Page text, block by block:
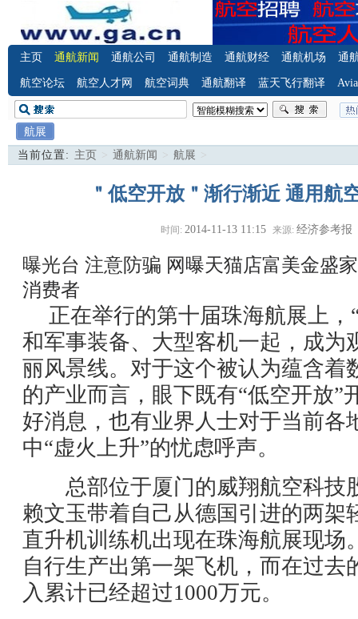
主页 通航新闻 通航公司 通航制造 通航财经 通航机场 通
航空论坛 航空人才网 航空词典 通航翻译 蓝天飞行翻译
航展
当前位置: 主页 > 通航新闻 > 航展 >
＂低空开放＂渐行渐近 通用航
时间: 2014-11-13 11:15 来源: 经济参考报
曝光台 注意防骗 网曝天猫店富美金盛
消费者
正在举行的第十届珠海航展上，
和军事装备、大型客机一起，成为
丽风景线。对于这个被认为蕴含着
的产业而言，眼下既有“低空开放”
好消息，也有业界人士对于当前各
中“虚火上升”的忧虑呼声。
总部位于厦门的威翔航空科技
赖文玉带着自己从德国引进的两架
直升机训练机出现在珠海航展现场
自行生产出第一架飞机，而在过去
入累计已经超过1000万元。